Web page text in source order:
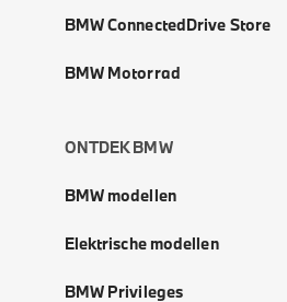
BMW ConnectedDrive Store
BMW Motorrad
ONTDEK BMW
BMW modellen
Elektrische modellen
BMW Privileges